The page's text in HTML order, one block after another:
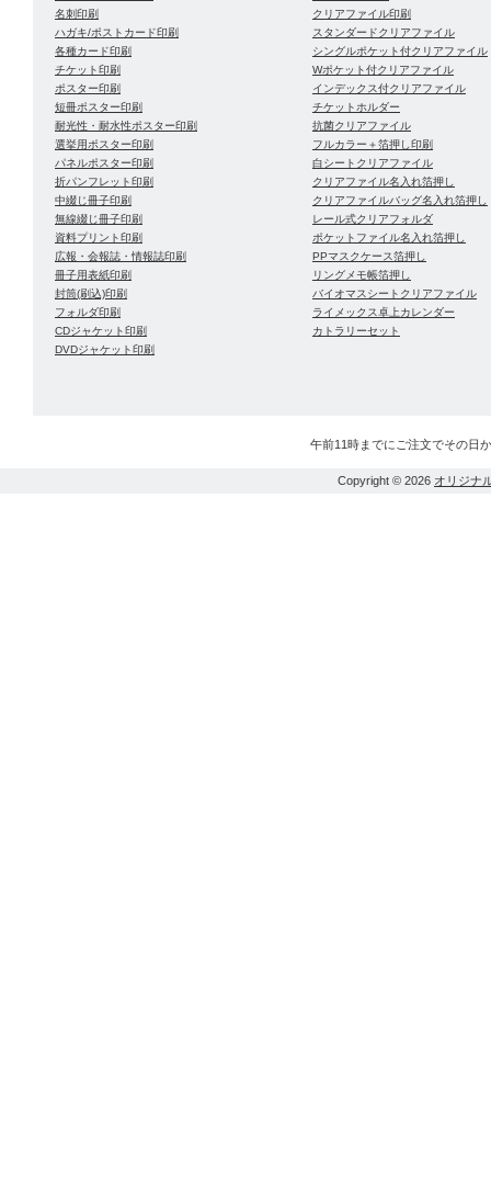
名刺印刷
ハガキ/ポストカード印刷
各種カード印刷
チケット印刷
ポスター印刷
短冊ポスター印刷
耐光性・耐水性ポスター印刷
選挙用ポスター印刷
パネルポスター印刷
折パンフレット印刷
中綴じ冊子印刷
無線綴じ冊子印刷
資料プリント印刷
広報・会報誌・情報誌印刷
冊子用表紙印刷
封筒(刷込)印刷
フォルダ印刷
CDジャケット印刷
DVDジャケット印刷
クリアファイル印刷
スタンダードクリアファイル
シングルポケット付クリアファイル
Wポケット付クリアファイル
インデックス付クリアファイル
チケットホルダー
抗菌クリアファイル
フルカラー＋箔押し印刷
白シートクリアファイル
クリアファイル名入れ箔押し
クリアファイルバッグ名入れ箔押し
レール式クリアフォルダ
ポケットファイル名入れ箔押し
PPマスクケース箔押し
リングメモ帳箔押し
バイオマスシートクリアファイル
ライメックス卓上カレンダー
カトラリーセット
午前11時までにご注文でその日
Copyright © 2026 オリジナ